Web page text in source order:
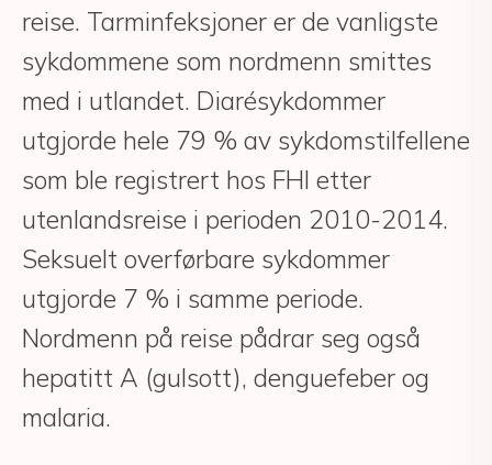
reise. Tarminfeksjoner er de vanligste
sykdommene som nordmenn smittes
med i utlandet. Diarésykdommer
utgjorde hele 79 % av sykdomstilfellene
som ble registrert hos FHI etter
utenlandsreise i perioden 2010-2014.
Seksuelt overførbare sykdommer
utgjorde 7 % i samme periode.
Nordmenn på reise pådrar seg også
hepatitt A (gulsott), denguefeber og
malaria.